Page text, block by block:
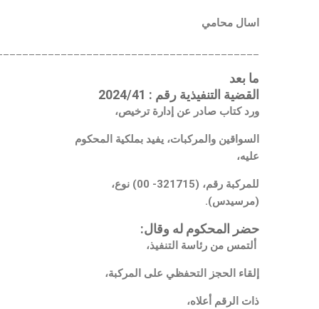
اسال محامي
ما بعد
القضية التنفيذية رقم : 2024/41
ورد كتاب صادر عن إدارة ترخيص،
السواقين والمركبات، يفيد بملكية المحكوم
عليه،
للمركبة رقم، (321715- 00) نوع،
(مرسيدس).
حضر المحكوم له وقال:
ألتمس من رئاسة التنفيذ،
إلقاء الحجز التحفظي على المركبة،
ذات الرقم أعلاه،